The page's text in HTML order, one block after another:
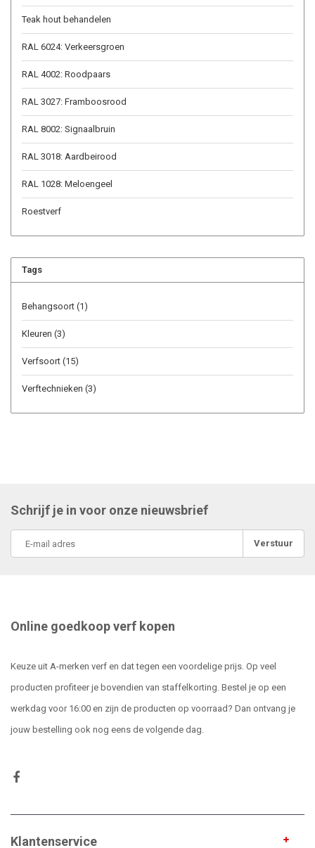
Teak hout behandelen
RAL 6024: Verkeersgroen
RAL 4002: Roodpaars
RAL 3027: Framboosrood
RAL 8002: Signaalbruin
RAL 3018: Aardbeirood
RAL 1028: Meloengeel
Roestverf
Tags
Behangsoort (1)
Kleuren (3)
Verfsoort (15)
Verftechnieken (3)
Schrijf je in voor onze nieuwsbrief
Verstuur
Online goedkoop verf kopen
Keuze uit A-merken verf en dat tegen een voordelige prijs. Op veel
producten profiteer je bovendien van staffelkorting. Bestel je op een
werkdag voor 16:00 en zijn de producten op voorraad? Dan ontvang je
jouw bestelling ook nog eens de volgende dag.
Klantenservice